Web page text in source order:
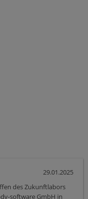
29.01.2025
des Zukunftlabors
software GmbH in